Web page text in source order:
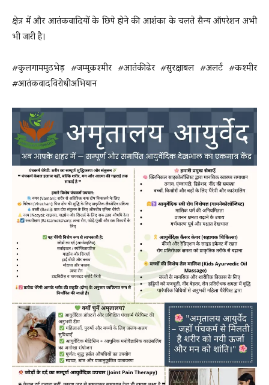
क्षेत्र में और आतंकवादियों के छिपे होने की आशंका के चलते सैन्य ऑपरेशन अभी
भी जारी है।
#कुलगाममुठभेड़ #जम्मूकश्मीर #आतंकीढेर #सुरक्षाबल #अलर्ट #कश्मीर
#आतंकवादविरोधीअभियान